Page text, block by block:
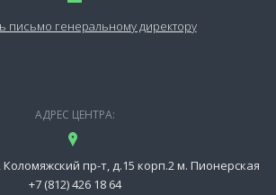
письмо генеральному директору
АДРЕС ЦЕНТРА:
Коломяжский пр-т, д.15 корп.2 м. Пионерская
+7 (812) 426 18 64